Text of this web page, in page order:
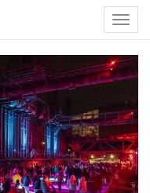
ALLE BILDER AUSWÄHLEN